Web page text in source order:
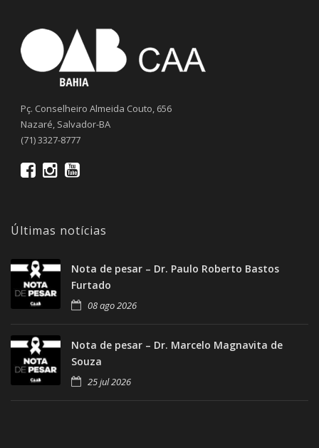
Pç. Conselheiro Almeida Couto, 656
Nazaré, Salvador-BA
(71) 3327-8777
Últimas notícias
Nota de pesar – Dr. Paulo Roberto Bastos
Furtado
08 ago 2026
Nota de pesar – Dr. Marcelo Magnavita de
Souza
25 jul 2026